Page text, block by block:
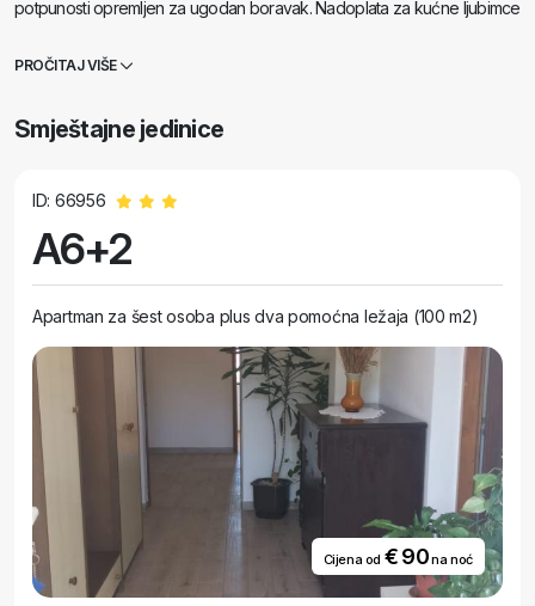
potpunosti opremljen za ugodan boravak. Nadoplata za kućne ljubimce
PROČITAJ VIŠE
Smještajne jedinice
ID: 66956
A6+2
Apartman za šest osoba plus dva pomoćna ležaja (100 m2)
Cijena od € 90na noć